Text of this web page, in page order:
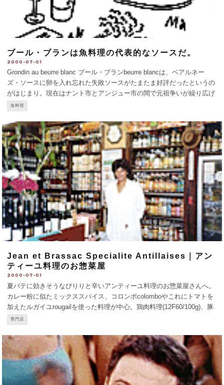
ブール・ブランは魚料理の代表的なソースだ。
2000-07-01
Grondin au beurre blanc ブール・ブランbeurre blancは、ベアルネー
ズ・ソースに卵を入れ忘れた失敗ソースがたまたま好評だったというの
がはじまり。現在はナント市とアンジュー市の間で元祖争いが繰り広げ
られるほどで、魚料理の代表的なソースのひとつです。酸味がよくきい
魚料理
Jean et Brassac Specialite Antillaises｜アン
ティーユ料理のお惣菜屋
2000-07-01
夏バテに効きそうなぴりりと辛いアンティーユ料理のお惣菜屋さんへ。
カレー粉に似たミックススパイス、コロンボcolomboやこれにトマトを
加えたルガイユrougailを使った料理が中心。鶏肉料理(12F60/100g)、豚
肉料理 (13F60/100g) の他、干ダラ(20F20/100g) やサメ(20F50/100
専門店